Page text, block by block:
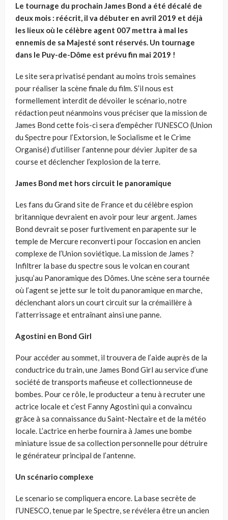
Le tournage du prochain James Bond a été décalé de
deux mois : réécrit, il va débuter en avril 2019 et déjà
les lieux où le célèbre agent 007 mettra à mal les
ennemis de sa Majesté sont réservés. Un tournage
dans le Puy-de-Dôme est prévu fin mai 2019 !
Le site sera privatisé pendant au moins trois semaines
pour réaliser la scène finale du film. S’il nous est
formellement interdit de dévoiler le scénario, notre
rédaction peut néanmoins vous préciser que la mission de
James Bond cette fois-ci sera d’empêcher l’UNESCO (Union
du Spectre pour l’Extorsion, le Socialisme et le Crime
Organisé) d’utiliser l’antenne pour dévier Jupiter de sa
course et déclencher l’explosion de la terre.
James Bond met hors circuit le panoramique
Les fans du Grand site de France et du célèbre espion
britannique devraient en avoir pour leur argent. James
Bond devrait se poser furtivement en parapente sur le
temple de Mercure reconverti pour l’occasion en ancien
complexe de l’Union soviétique. La mission de James ?
Infiltrer la base du spectre sous le volcan en courant
jusqu’au Panoramique des Dômes. Une scène sera tournée
où l’agent se jette sur le toit du panoramique en marche,
déclenchant alors un court circuit sur la crémaillère à
l’atterrissage et entraînant ainsi une panne.
Agostini en Bond Girl
Pour accéder au sommet, il trouvera de l’aide auprès de la
conductrice du train, une James Bond Girl au service d’une
société de transports mafieuse et collectionneuse de
bombes. Pour ce rôle, le producteur a tenu à recruter une
actrice locale et c’est Fanny Agostini qui a convaincu
grâce à sa connaissance du Saint-Nectaire et de la météo
locale. L’actrice en herbe fournira à James une bombe
miniature issue de sa collection personnelle pour détruire
le générateur principal de l’antenne.
Un scénario complexe
Le scenario se compliquera encore. La base secrète de
l’UNESCO, tenue par le Spectre, se révélera être un ancien